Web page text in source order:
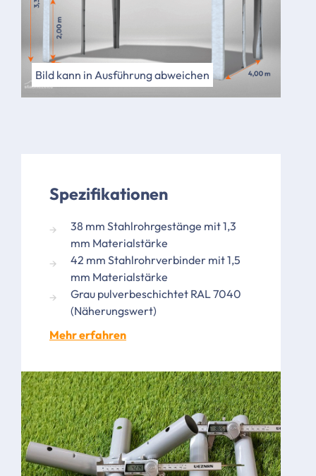
Bild kann in Ausführung abweichen
Spezifikationen
38 mm Stahlrohrgestänge mit 1,3
mm Materialstärke
42 mm Stahlrohrverbinder mit 1,5
mm Materialstärke
Grau pulverbeschichtet RAL 7040
(Näherungswert)
Mehr erfahren